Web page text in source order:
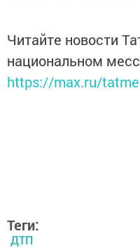
Читайте новости
национальном
https://max.ru/
Теги:
ДТП